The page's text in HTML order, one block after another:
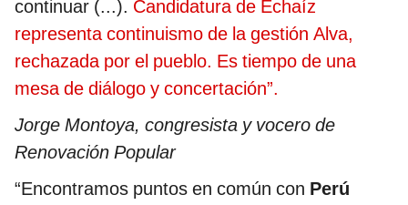
continuar (...). Candidatura de Echaíz
representa continuismo de la gestión Alva,
rechazada por el pueblo. Es tiempo de una
mesa de diálogo y concertación”.
Jorge Montoya, congresista y vocero de
Renovación Popular
“Encontramos puntos en común con Perú